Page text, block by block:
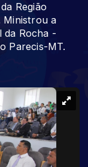
Região
Ministrou a
da Rocha -
Parecis-MT.